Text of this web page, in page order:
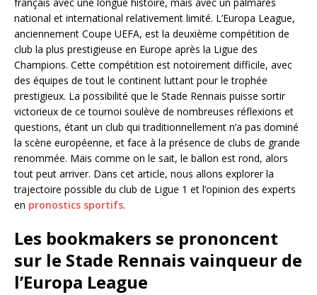
national et international relativement limité. L’Europa League,
anciennement Coupe UEFA, est la deuxième compétition de
club la plus prestigieuse en Europe après la Ligue des
Champions. Cette compétition est notoirement difficile, avec
des équipes de tout le continent luttant pour le trophée
prestigieux. La possibilité que le Stade Rennais puisse sortir
victorieux de ce tournoi soulève de nombreuses réflexions et
questions, étant un club qui traditionnellement n’a pas dominé
la scène européenne, et face à la présence de clubs de grande
renommée. Mais comme on le sait, le ballon est rond, alors
tout peut arriver. Dans cet article, nous allons explorer la
trajectoire possible du club de Ligue 1 et l’opinion des experts
en pronostics sportifs.
Les bookmakers se prononcent
sur le Stade Rennais vainqueur de
l’Europa League